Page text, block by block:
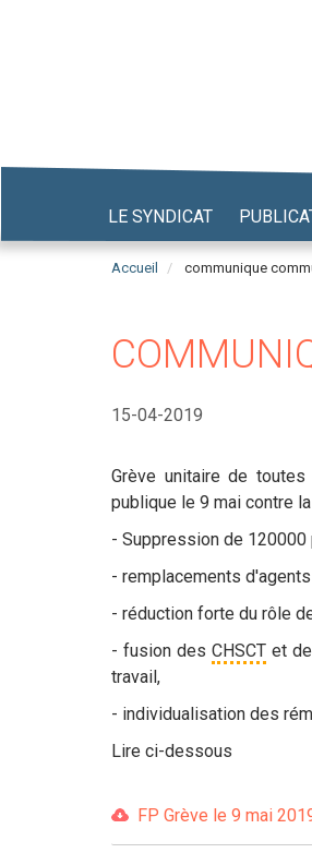
LE SYNDICAT
Accueil communique
15-04-2019
Grève unitaire de
publique le 9 mai contre
- Suppression de
- remplacements
- réduction forte du rôle
- fusion desCHSCT et
travail,
- individualisation des
Lire ci-dessous
FP Grève le 9 mai